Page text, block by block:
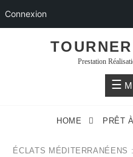
Connexion
Prestation
HOME PRÊT
ÉCLATS